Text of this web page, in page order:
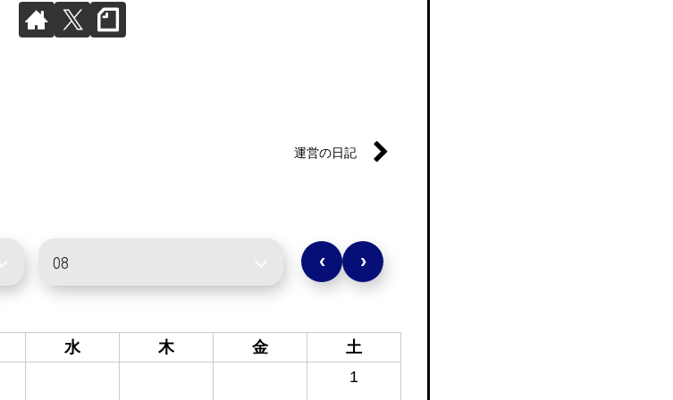
運営の日記
‹ ›
水 木 金
土
1